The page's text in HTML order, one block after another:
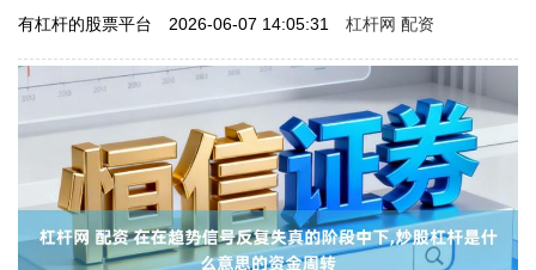
有杠杆的股票平台 2026-06-07 14:05:31 杠杆网 配资